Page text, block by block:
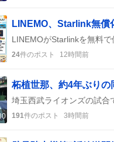
24件のポスト 12時間前
191件のポスト 3時間前